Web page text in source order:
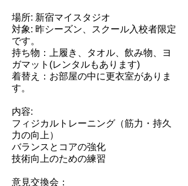
場所: 新宿マイスタジオ
対象: 昨シーズン、スクール入校者限定
です。
持ち物：上履き、タオル、飲み物、ヨ
ガマット(レンタルもあります)
着替え：お部屋の中に更衣室がありま
す。
内容:
フィジカルトレーニング（筋力・持久
力の向上）
バランスとコアの強化
技術向上のための練習
意見交換会：